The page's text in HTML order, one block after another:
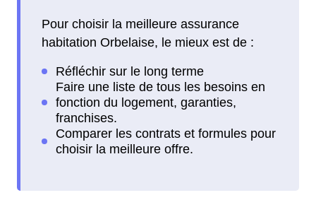
Pour choisir la meilleure assurance
habitation Orbelaise, le mieux est de :